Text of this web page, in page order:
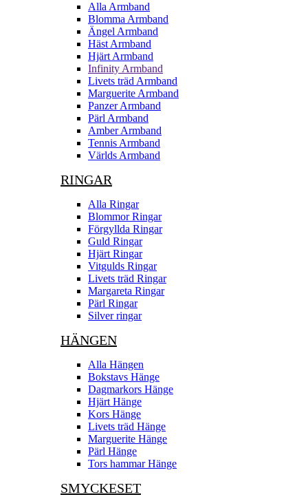
Alla Armband
Blomma Armband
Ängel Armband
Häst Armband
Hjärt Armband
Infinity Armband
Livets träd Armband
Marguerite Armband
Panzer Armband
Pärl Armband
Amber Armband
Tennis Armband
Världs Armband
RINGAR
Alla Ringar
Blommor Ringar
Förgyllda Ringar
Guld Ringar
Hjärt Ringar
Vitgulds Ringar
Livets träd Ringar
Margareta Ringar
Pärl Ringar
Silver ringar
HÄNGEN
Alla Hängen
Bokstavs Hänge
Dagmarkors Hänge
Hjärt Hänge
Kors Hänge
Livets träd Hänge
Marguerite Hänge
Pärl Hänge
Tors hammar Hänge
SMYCKESET